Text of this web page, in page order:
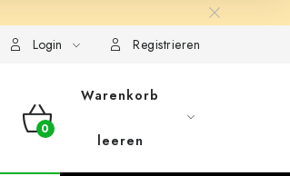
Login Registrieren
WARENKORB
Warenkorb
leeren